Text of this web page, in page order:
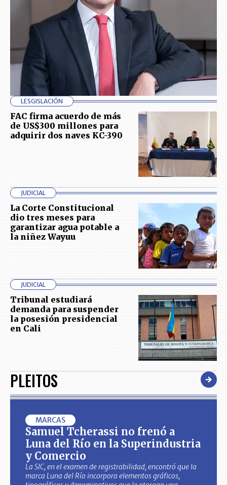
LESGISLACIÓN
FAC firma acuerdo de más
de US$300 millones para
adquirir dos naves KC-390
JUDICIAL
La Corte Constitucional
dio tres meses para
garantizar agua potable a
la niñez Wayuu
JUDICIAL
Tribunal estudiará
demanda para suspender
la posesión presidencial
en Cali
PLEITOS
MARCAS
Samuel Tcherassi no frenó a
Luna del Río en la Superindustria
y Comercio
La SIC, en el examen de registrabilidad, encontró que la
marca Luna del Río incorpora elementos gráficos,